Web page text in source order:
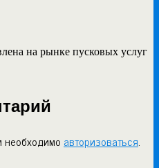
на рынке пусковых услуг
необходимо авторизоваться.